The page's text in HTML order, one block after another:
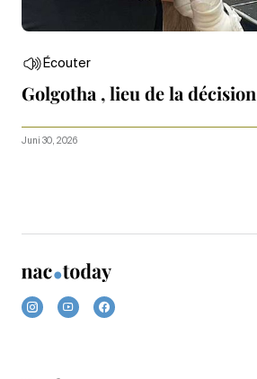
Écouter
Golgotha , lieu de la décision
Juni 30, 2026